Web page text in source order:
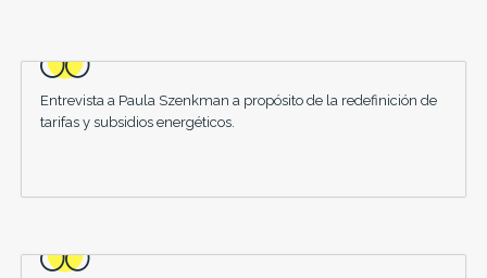
Entrevista a Paula Szenkman a propósito de la redefinición de
tarifas y subsidios energéticos.